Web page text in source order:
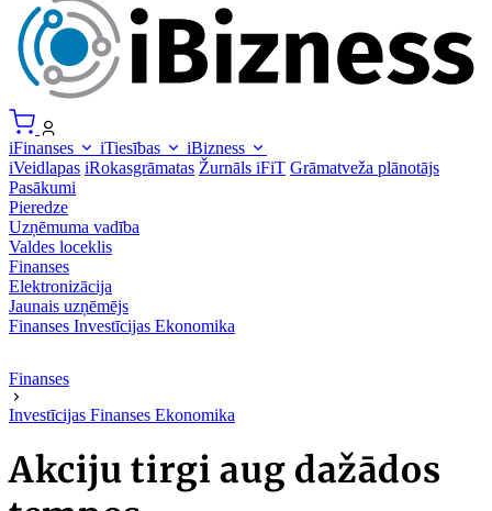
iFinanses iTiesības
iBizness
iVeidlapas iRokasgrāmatas Žurnāls iFiT Grāmatveža plānotājs
Pasākumi
Pieredze
Uzņēmuma vadība
Valdes loceklis
Finanses
Elektronizācija
Jaunais uzņēmējs
Finanses Investīcijas Ekonomika
Finanses
Investīcijas Finanses Ekonomika
Akciju tirgi aug dažādos